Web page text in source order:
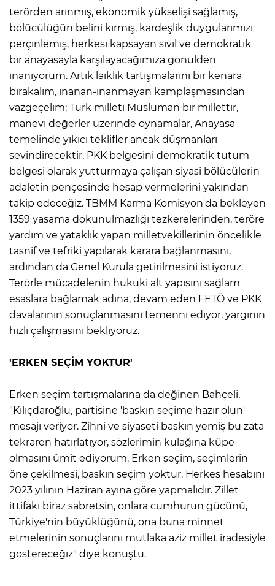
terörden arınmış, ekonomik yükselişi sağlamış,
bölücülüğün belini kırmış, kardeşlik duygularımızı
perçinlemiş, herkesi kapsayan sivil ve demokratik
bir anayasayla karşılayacağımıza gönülden
inanıyorum. Artık laiklik tartışmalarını bir kenara
bırakalım, inanan-inanmayan kamplaşmasından
vazgeçelim; Türk milleti Müslüman bir millettir,
manevi değerler üzerinde oynamalar, Anayasa
temelinde yıkıcı teklifler ancak düşmanları
sevindirecektir. PKK belgesini demokratik tutum
belgesi olarak yutturmaya çalışan siyasi bölücülerin
adaletin pençesinde hesap vermelerini yakından
takip edeceğiz. TBMM Karma Komisyon'da bekleyen
1359 yasama dokunulmazlığı tezkerelerinden, teröre
yardım ve yataklık yapan milletvekillerinin öncelikle
tasnif ve tefriki yapılarak karara bağlanmasını,
ardından da Genel Kurula getirilmesini istiyoruz.
Terörle mücadelenin hukuki alt yapısını sağlam
esaslara bağlamak adına, devam eden FETÖ ve PKK
davalarının sonuçlanmasını temenni ediyor, yargının
hızlı çalışmasını bekliyoruz.
'ERKEN SEÇİM YOKTUR'
Erken seçim tartışmalarına da değinen Bahçeli,
"Kılıçdaroğlu, partisine 'baskın seçime hazır olun'
mesajı veriyor. Zihni ve siyaseti baskın yemiş bu zata
tekraren hatırlatıyor, sözlerimin kulağına küpe
olmasını ümit ediyorum. Erken seçim, seçimlerin
öne çekilmesi, baskın seçim yoktur. Herkes hesabını
2023 yılının Haziran ayına göre yapmalıdır. Zillet
ittifakı biraz sabretsin, onlara cumhurun gücünü,
Türkiye'nin büyüklüğünü, ona buna minnet
etmelerinin sonuçlarını mutlaka aziz millet iradesiyle
göstereceğiz" diye konuştu.